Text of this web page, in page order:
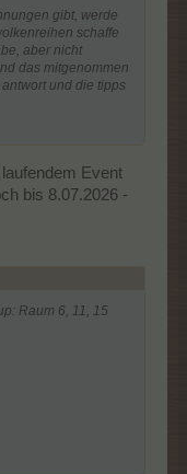
gibt, werde
schaffe
aber nicht
das mitgenommen
und die tipps
Event
bis 8.07.2026 -
Raum 6, 11, 15